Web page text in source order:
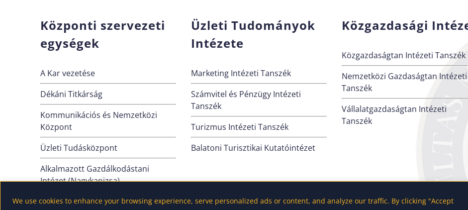
We use cookies to enhance your browsing experience, serve personalized ads or content, and analyze our traffic. By clicking "Accept
Központi szervezeti
egységek
A Kar vezetése
Dékáni Titkárság
Kommunikációs és Nemzetközi
Központ
Üzleti Tudásközpont
Alkalmazott Gazdálkodástani
Intézet (Nagykanizsa)
VOSZ Tanszék
Üzleti Tudományok
Intézete
Marketing Intézeti Tanszék
Számvitel és Pénzügy Intézeti
Tanszék
Turizmus Intézeti Tanszék
Balatoni Turisztikai Kutatóintézet
Közgazdasági
Közgazdaságtan Intézeti Tanszék
Nemzetközi Gazdaságtan Intézeti
Tanszék
Vállalatgazdaságtan Intézeti
Tanszék